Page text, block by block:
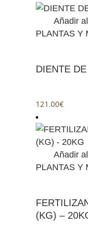
Añadir
PLANTAS Y
DIENTE
121.00€
Añadir
PLANTAS Y
(KG) –